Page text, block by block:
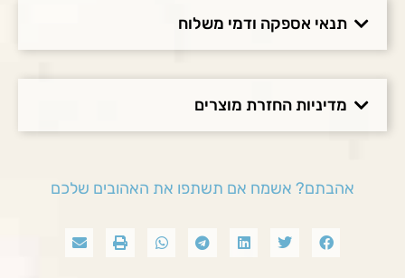
תנאי אספקה ודמי משלוח
מדיניות החזרת מוצרים
אהבתם? אשמח אם תשתפו את האהובים שלכם